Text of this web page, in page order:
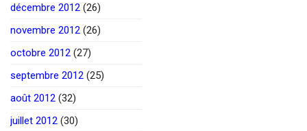
décembre 2012 (26)
novembre 2012 (26)
octobre 2012 (27)
septembre 2012 (25)
août 2012 (32)
juillet 2012 (30)